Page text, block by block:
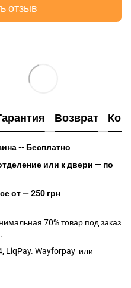
отзыв
Возврат
-- Бесплатно
или к двери — по
от — 250 грн
70% товар под заказ
LiqPay. Wayforpay или